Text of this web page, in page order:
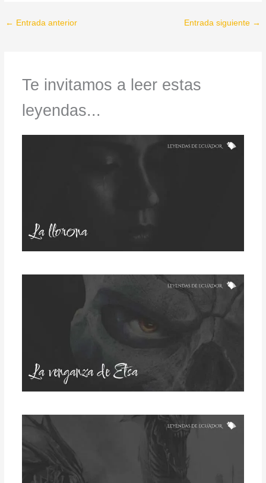
← Entrada anterior Entrada siguiente →
Te invitamos a leer estas
leyendas...